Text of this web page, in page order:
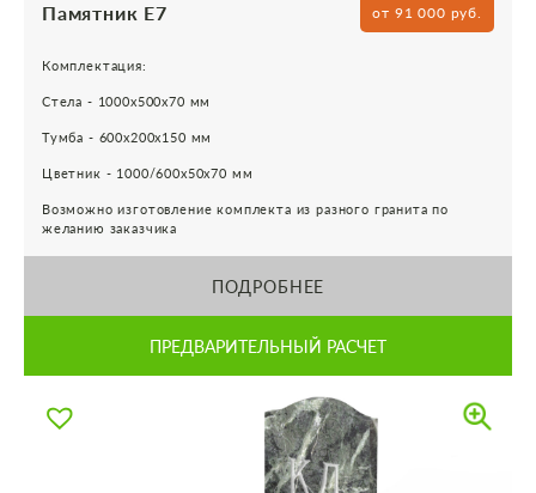
Памятник Е7 от 91 000 руб.
Комплектация:
Стела - 1000х500х70 мм
Тумба - 600х200х150 мм
Цветник - 1000/600х50х70 мм
Возможно изготовление комплекта из разного гранита по
желанию заказчика
ПОДРОБНЕЕ
ПРЕДВАРИТЕЛЬНЫЙ РАСЧЕТ